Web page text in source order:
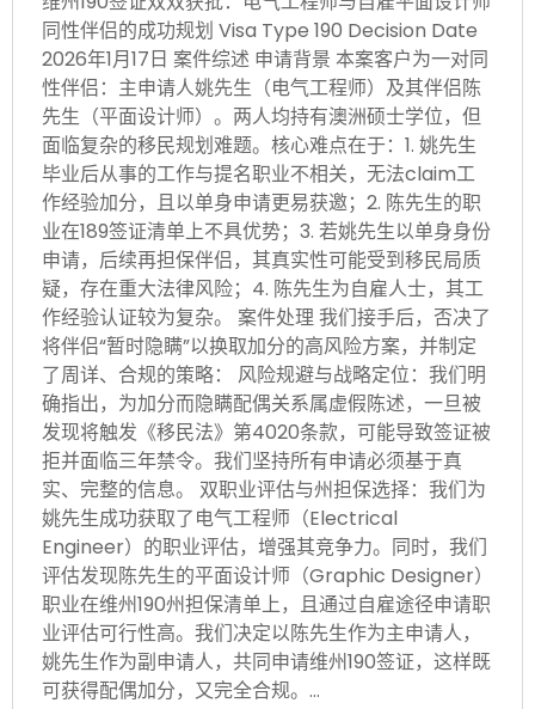
同性伴侣的成功规划 Visa Type 190 Decision Date
2026年1月17日 案件综述 申请背景 本案客户为一对同
性伴侣：主申请人姚先生（电气工程师）及其伴侣陈
先生（平面设计师）。两人均持有澳洲硕士学位，但
面临复杂的移民规划难题。核心难点在于：1. 姚先生
毕业后从事的工作与提名职业不相关，无法claim工
作经验加分，且以单身申请更易获邀；2. 陈先生的职
业在189签证清单上不具优势；3. 若姚先生以单身身份
申请，后续再担保伴侣，其真实性可能受到移民局质
疑，存在重大法律风险；4. 陈先生为自雇人士，其工
作经验认证较为复杂。 案件处理 我们接手后，否决了
将伴侣“暂时隐瞒”以换取加分的高风险方案，并制定
了周详、合规的策略： 风险规避与战略定位：我们明
确指出，为加分而隐瞒配偶关系属虚假陈述，一旦被
发现将触发《移民法》第4020条款，可能导致签证被
拒并面临三年禁令。我们坚持所有申请必须基于真
实、完整的信息。 双职业评估与州担保选择：我们为
姚先生成功获取了电气工程师（Electrical
Engineer）的职业评估，增强其竞争力。同时，我们
评估发现陈先生的平面设计师（Graphic Designer）
职业在维州190州担保清单上，且通过自雇途径申请职
业评估可行性高。我们决定以陈先生作为主申请人，
姚先生作为副申请人，共同申请维州190签证，这样既
可获得配偶加分，又完全合规。…